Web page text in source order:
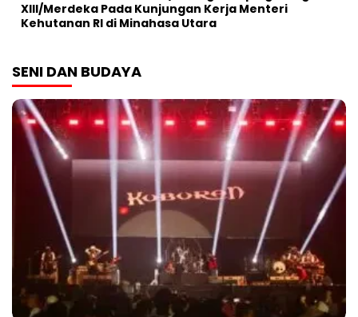
XIII/Merdeka Pada Kunjungan Kerja Menteri
Kehutanan RI di Minahasa Utara
SENI DAN BUDAYA